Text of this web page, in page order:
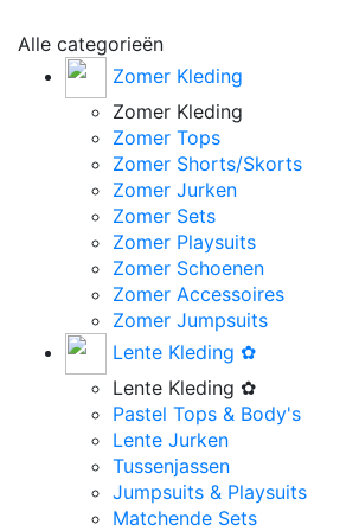
Alle categorieën
Zomer Kleding
Zomer Kleding
Zomer Tops
Zomer Shorts/Skorts
Zomer Jurken
Zomer Sets
Zomer Playsuits
Zomer Schoenen
Zomer Accessoires
Zomer Jumpsuits
Lente Kleding ✿
Lente Kleding ✿
Pastel Tops & Body's
Lente Jurken
Tussenjassen
Jumpsuits & Playsuits
Matchende Sets